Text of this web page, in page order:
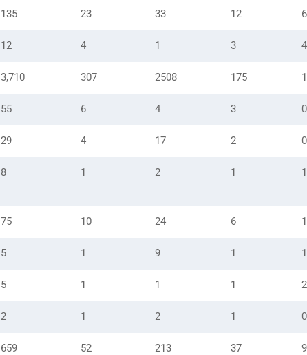
135 23 33 12
12 4 1 3 4
3,710 307 2508 175
55 6 4 3 0
29 4 17 2 0
8 1 2 1
75 10 24 6 1
5 1 9 1 1
5 1 1 1 2
2 1 2 1 0
659 52 213 37